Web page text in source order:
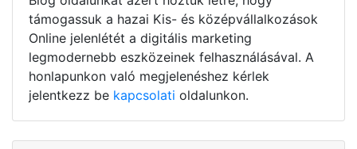
támogassuk a hazai Kis- és középvállalkozások
Online jelenlétét a digitális marketing
legmodernebb eszközeinek felhasználásával. A
honlapunkon való megjelenéshez kérlek
jelentkezz be kapcsolati oldalunkon.